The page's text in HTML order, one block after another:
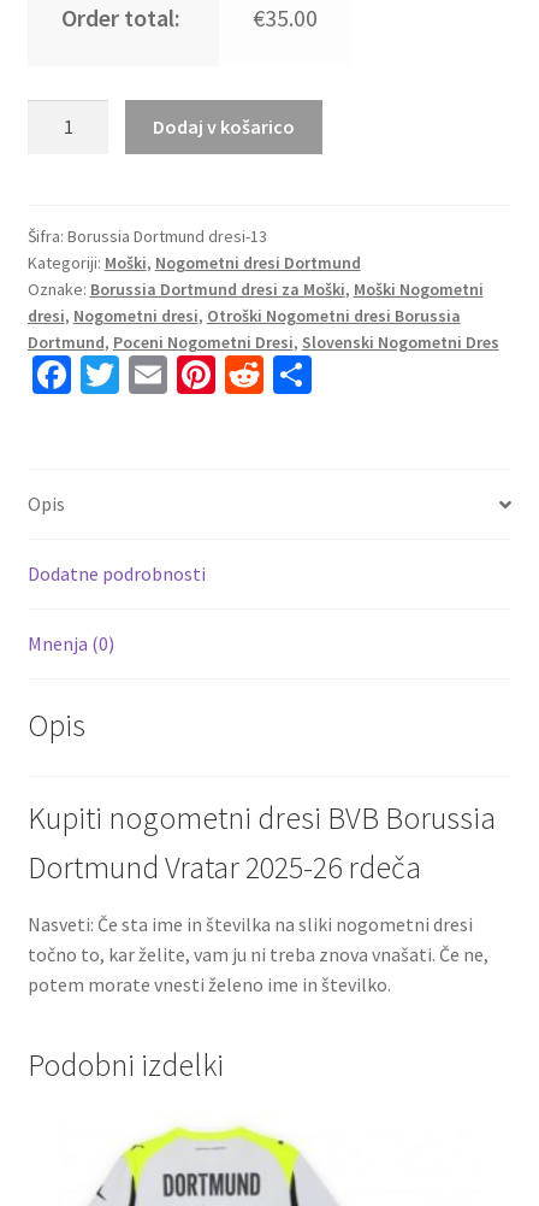
Order total: €35.00
Dortmund
Vratar
2025-
26
rdeča
količina
Dodaj v košarico
Šifra: Borussia Dortmund dresi-13
Kategoriji: Moški, Nogometni dresi Dortmund
Oznake: Borussia Dortmund dresi za Moški, Moški Nogometni
dresi, Nogometni dresi, Otroški Nogometni dresi Borussia
Dortmund, Poceni Nogometni Dresi, Slovenski Nogometni Dres
Fa
k
T E Pi R S
Opis
Dodatne podrobnosti
Mnenja (0)
Opis
Kupiti nogometni dresi BVB Borussia
Dortmund Vratar 2025-26 rdeča
Nasveti: Če sta ime in številka na sliki nogometni dresi
točno to, kar želite, vam ju ni treba znova vnašati. Če ne,
potem morate vnesti želeno ime in številko.
Podobni izdelki